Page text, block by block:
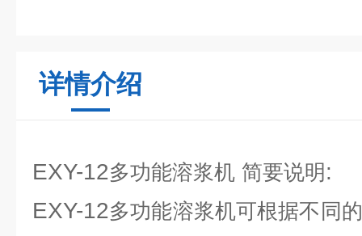
详情介绍
EXY-12多功能溶浆机 简要说明 :
EXY-12多功能溶浆机可根据不同